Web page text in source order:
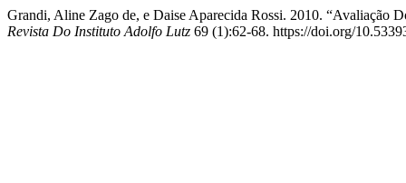
Grandi, Aline Zago de, e Daise Aparecida Rossi. 2010. “Avaliação
Revista Do Instituto Adolfo Lutz 69 (1):62-68. https://doi.org/